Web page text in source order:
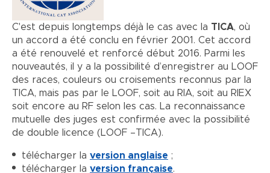
C'est depuis longtemps déjà le cas avec la TICA, où
un accord a été conclu en février 2001. Cet accord
a été renouvelé et renforcé début 2016. Parmi les
nouveautés, il y a la possibilité d’enregistrer au LOOF
des races, couleurs ou croisements reconnus par la
TICA, mais pas par le LOOF, soit au RIA, soit au RIEX
soit encore au RF selon les cas. La reconnaissance
mutuelle des juges est confirmée avec la possibilité
de double licence (LOOF –TICA).
télécharger la version anglaise ;
télécharger la version française.